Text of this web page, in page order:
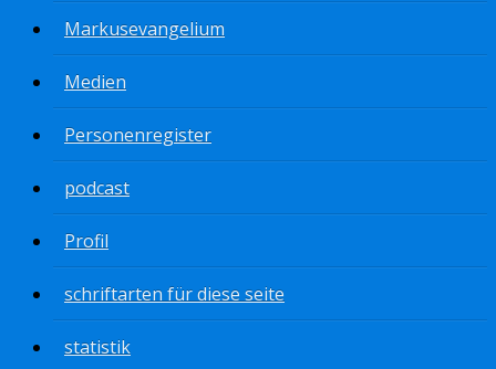
Markusevangelium
Medien
Personenregister
podcast
Profil
schriftarten für diese seite
statistik